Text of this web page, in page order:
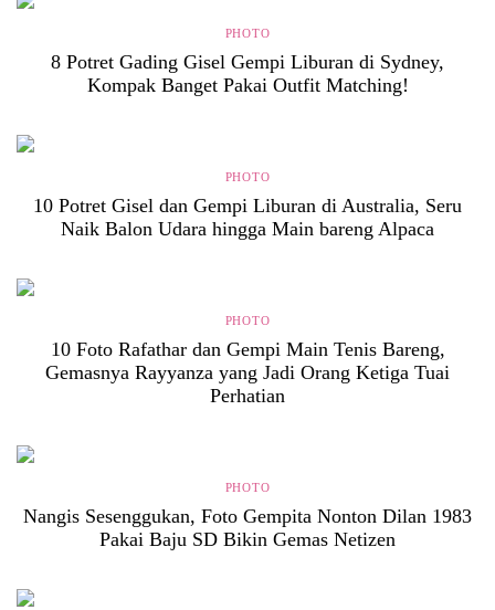
PHOTO
8 Potret Gading Gisel Gempi Liburan di Sydney,
Kompak Banget Pakai Outfit Matching!
PHOTO
10 Potret Gisel dan Gempi Liburan di Australia, Seru
Naik Balon Udara hingga Main bareng Alpaca
PHOTO
10 Foto Rafathar dan Gempi Main Tenis Bareng,
Gemasnya Rayyanza yang Jadi Orang Ketiga Tuai
Perhatian
PHOTO
Nangis Sesenggukan, Foto Gempita Nonton Dilan 1983
Pakai Baju SD Bikin Gemas Netizen